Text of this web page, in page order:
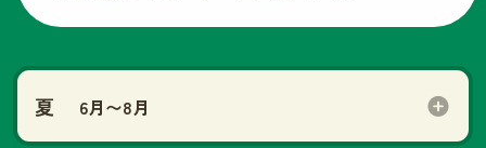
夏 6月〜8月